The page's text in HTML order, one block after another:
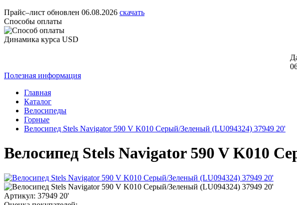
Прайс–лист обновлен 06.08.2026 скачать
Способы оплаты
Динамика курса USD
Полезная информация
Главная
Каталог
Велосипеды
Горные
Велосипед Stels Navigator 590 V K010 Серый/Зеленый (LU094324) 37949 20'
Велосипед Stels Navigator 590 V K010
Артикул: 37949 20'